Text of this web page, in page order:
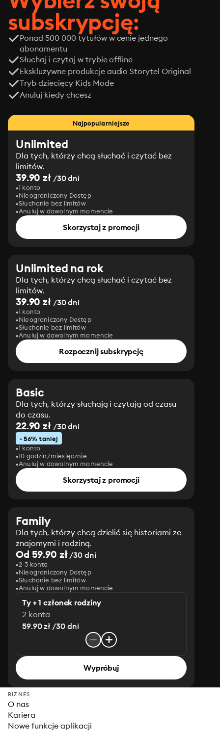
subskrypcję:
Ponad 500 000 tytułów w cenie jednego
abonamentu
Słuchaj i czytaj w trybie offline
Ekskluzywne produkcje audio Storytel Original
Tryb dziecięcy Kids Mode
Anuluj kiedy chcesz
Najpopularniejsze
Unlimited
Dla tych, którzy chcą słuchać i czytać bez
limitów.
39.90 zł/30 dni
1 konto
Nieograniczony Dostęp
Słuchanie bez limitów
Anuluj w dowolnym momencie
Skorzystaj z promocji
Unlimited na rok
Dla tych, którzy chcą słuchać i czytać bez
limitów.
39.90 zł/30 dni
1 konto
Nieograniczony Dostęp
Słuchanie bez limitów
Anuluj w dowolnym momencie
Rozpocznij subskrypcję
Basic
Dla tych, którzy słuchają i czytają od czasu
do czasu.
22.90 zł/30 dni
- 56% taniej
1 konto
10 godzin/miesięcznie
Anuluj w dowolnym momencie
Skorzystaj z promocji
Family
Dla tych, którzy chcą dzielić się historiami ze
znajomymi i rodziną.
Od 59.90 zł/30 dni
2-3 konta
Nieograniczony Dostęp
Słuchanie bez limitów
Anuluj w dowolnym momencie
Ty + 1 członek rodziny
2 konta
59.90 zł /30 dni
Wypróbuj
BIZNES
O nas
Kariera
Nowe funkcje aplikacji